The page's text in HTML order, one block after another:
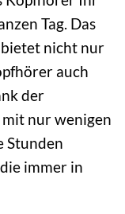
Tag. Das
bietet nicht nur
auch
der
nur wenigen
Stunden
immer in